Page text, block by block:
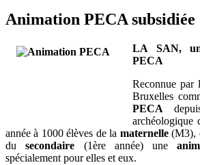
Animation PECA subsidiée
LA SAN,
PECA
Reconnue par
Bruxelles
PECA
archéologique
année à 1000 élèves de la maternelle(M3),
dusecondaire (1ère année) une
spécialement pour elles et eux.